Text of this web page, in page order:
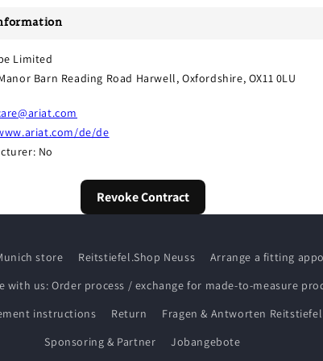
Limited
Barn Reading Road Harwell, Oxfordshire, OX11 0LU
de/de
No
Revoke Contract
store Reitstiefel.Shop Neuss
Arrange a fitting
with us: Order process / exchange for made-to-measure
instructions
Return Fragen & Antworten Reitstiefel
Sponsoring & Partner
Jobangebote